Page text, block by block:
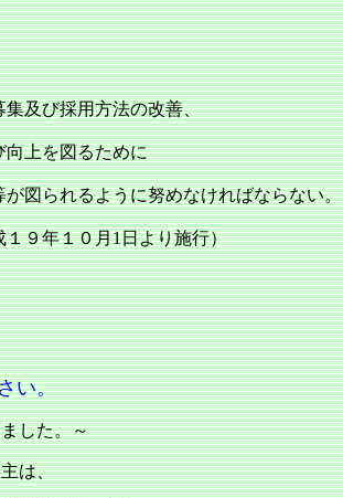
及び採用方法の改善、
向上を図るために
図られるように努めなければならない。
より施行）
い。
した。～
は、